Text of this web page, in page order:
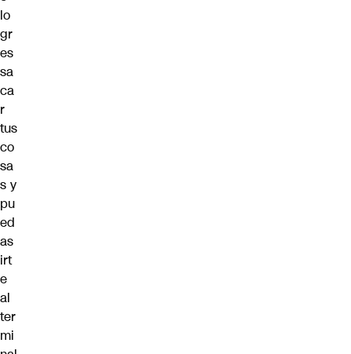
lo
gr
es
sa
ca
r
tus
co
sa
s y
pu
ed
as
irt
e
al
ter
mi